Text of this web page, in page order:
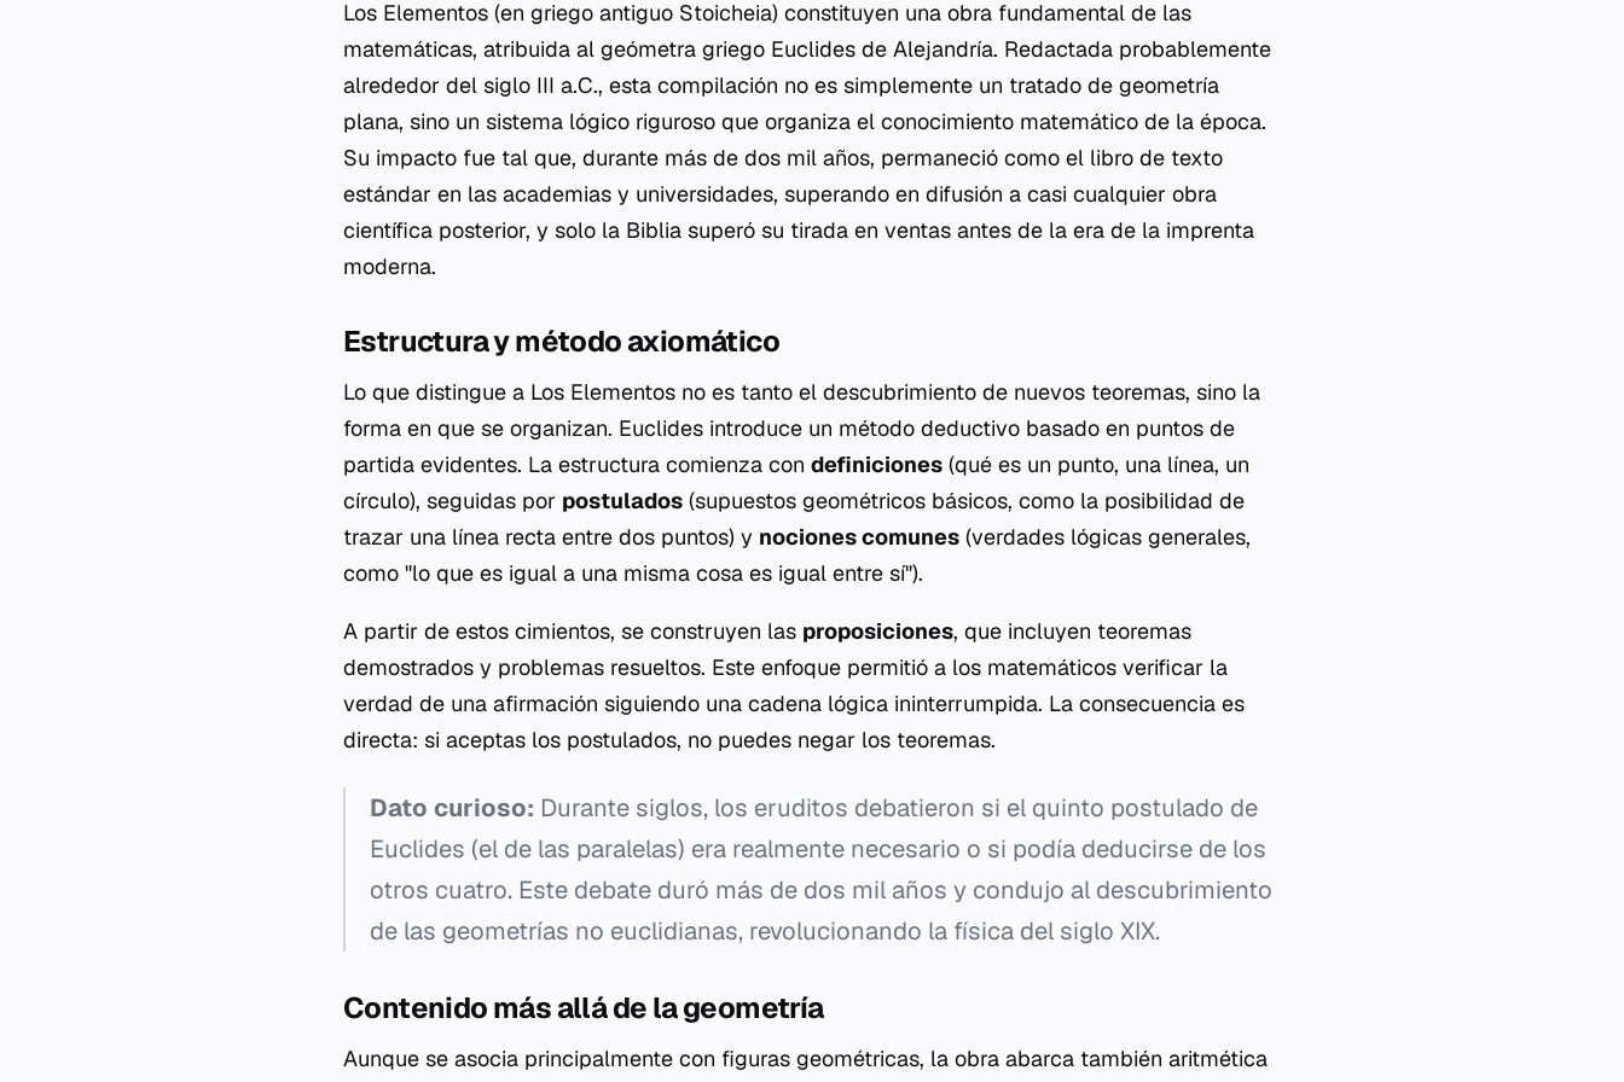
Los Elementos (en griego antiguo Stoicheia) constituyen una obra fundamental de las
matemáticas, atribuida al geómetra griego Euclides de Alejandría. Redactada probablemente
alrededor del siglo III a.C., esta compilación no es simplemente un tratado de geometría
plana, sino un sistema lógico riguroso que organiza el conocimiento matemático de la época.
Su impacto fue tal que, durante más de dos mil años, permaneció como el libro de texto
estándar en las academias y universidades, superando en difusión a casi cualquier obra
científica posterior, y solo la Biblia superó su tirada en ventas antes de la era de la imprenta
moderna.
Estructura y método axiomático
Lo que distingue a Los Elementos no es tanto el descubrimiento de nuevos teoremas, sino la
forma en que se organizan. Euclides introduce un método deductivo basado en puntos de
partida evidentes. La estructura comienza con definiciones (qué es un punto, una línea, un
círculo), seguidas por postulados (supuestos geométricos básicos, como la posibilidad de
trazar una línea recta entre dos puntos) y nociones comunes (verdades lógicas generales,
como "lo que es igual a una misma cosa es igual entre sí").
A partir de estos cimientos, se construyen las proposiciones, que incluyen teoremas
demostrados y problemas resueltos. Este enfoque permitió a los matemáticos verificar la
verdad de una afirmación siguiendo una cadena lógica ininterrumpida. La consecuencia es
directa: si aceptas los postulados, no puedes negar los teoremas.
Dato curioso: Durante siglos, los eruditos debatieron si el quinto postulado de
Euclides (el de las paralelas) era realmente necesario o si podía deducirse de los
otros cuatro. Este debate duró más de dos mil años y condujo al descubrimiento
de las geometrías no euclidianas, revolucionando la física del siglo XIX.
Contenido más allá de la geometría
Aunque se asocia principalmente con figuras geométricas, la obra abarca también aritmética